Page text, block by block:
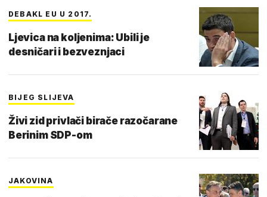
DEBAKL EU U 2017.
Ljevica na koljenima: Ubili je
desničari i bezveznjaci
BIJEG SLIJEVA
Živi zid privlači birače razočarane
Berinim SDP-om
JAKOVINA